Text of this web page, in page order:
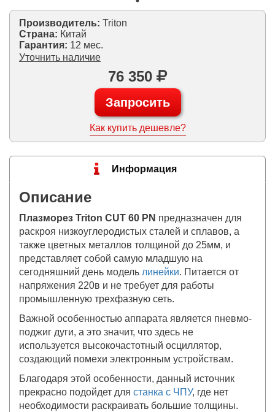
Производитель: Triton
Страна: Китай
Гарантия: 12 мес.
Уточнить наличие
76 350
Запросить
Как купить дешевле?
Информация
Описание
Плазморез Triton CUT 60 PN предназначен для
раскроя низкоуглеродистых сталей и сплавов, а
также цветных металлов толщиной до 25мм, и
представляет собой самую младшую на
сегодняшний день модель линейки. Питается от
напряжения 220в и не требует для работы
промышленную трехфазную сеть.
Важной особенностью аппарата является пневмо-
поджиг дуги, а это значит, что здесь не
используется высокочастотный осциллятор,
создающий помехи электронным устройствам.
Благодаря этой особенности, данный источник
прекрасно подойдет для станка с ЧПУ, где нет
необходимости раскраивать большие толщины.